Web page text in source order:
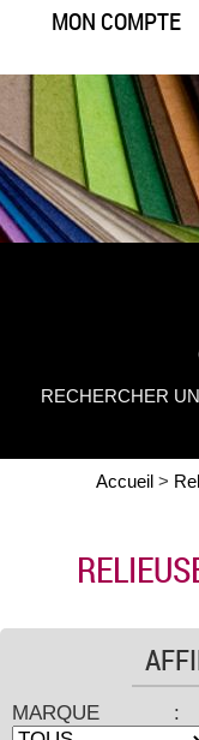
MON COMPTE
RECHERCHER
Accueil>
MARQUE :